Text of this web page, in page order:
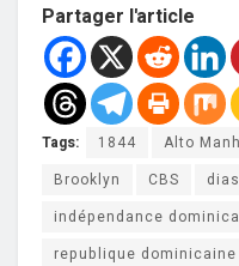
Partager l'article
Tags: 1844 Alto
Brooklyn
CBS
indépendance
republique dominicaine